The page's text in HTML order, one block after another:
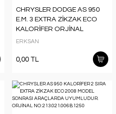
CHRYSLER DODGE AS 950
E.M. 3 EXTRA ZİKZAK ECO
KALORİFER ORJİNAL
NO:213.021.006C.1350
ERKSAN
0,00 TL